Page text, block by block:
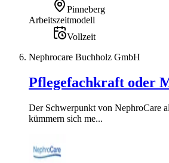
Pinneberg
Arbeitszeitmodell
Vollzeit
Nephrocare Buchholz GmbH
Pflegefachkraft oder
Der Schwerpunkt von NephroCare
kümmern sich me...